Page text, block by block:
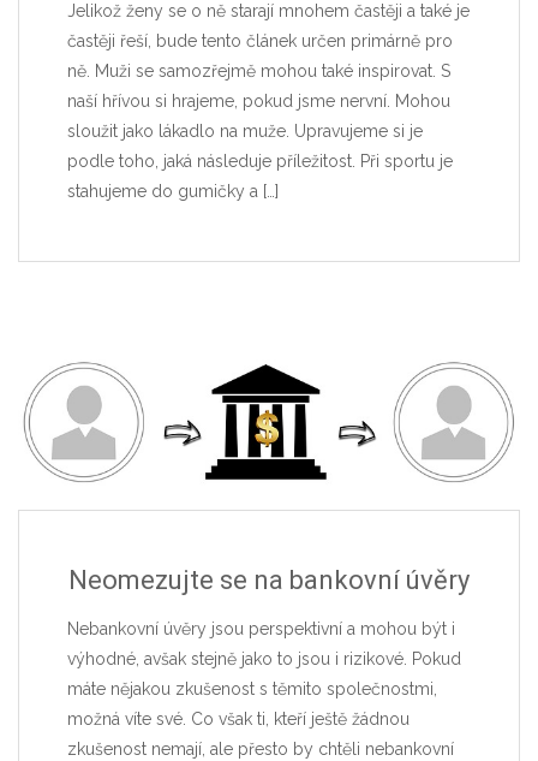
Jelikož ženy se o ně starají mnohem častěji a také je
častěji řeší, bude tento článek určen primárně pro
ně. Muži se samozřejmě mohou také inspirovat. S
naší hřívou si hrajeme, pokud jsme nervní. Mohou
sloužit jako lákadlo na muže. Upravujeme si je
podle toho, jaká následuje příležitost. Při sportu je
stahujeme do gumičky a […]
Neomezujte se na bankovní úvěry
Nebankovní úvěry jsou perspektivní a mohou být i
výhodné, avšak stejně jako to jsou i rizikové. Pokud
máte nějakou zkušenost s těmito společnostmi,
možná víte své. Co však ti, kteří ještě žádnou
zkušenost nemají, ale přesto by chtěli nebankovní